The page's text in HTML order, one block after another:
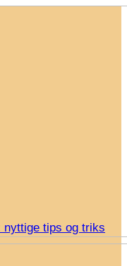
nyttige tips og triks